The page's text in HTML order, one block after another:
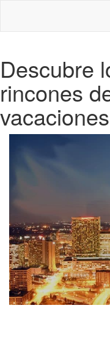
Descubre
rincones
vacaciones